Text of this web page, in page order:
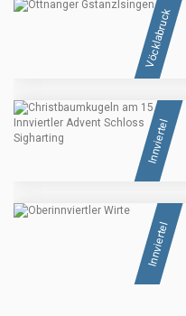
Vöcklabruck
Innviertel
Innviertel